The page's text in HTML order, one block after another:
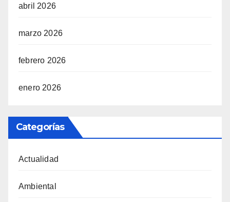
abril 2026
marzo 2026
febrero 2026
enero 2026
Categorías
Actualidad
Ambiental